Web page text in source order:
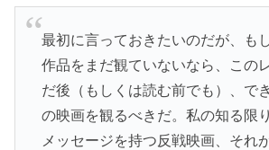
最初に言っておきたいのだが、も
作品をまだ観ていないなら、この
だ後（もしくは読む前でも）、で
の映画を観るべきだ。私の知る限
メッセージを持つ反戦映画、それ